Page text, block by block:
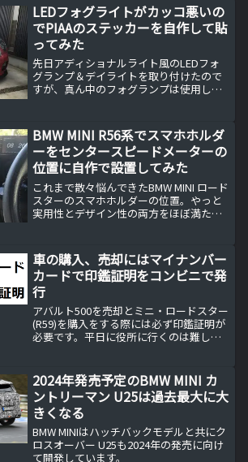
根を開けて音楽を聞...
LEDフォグライトがカッコ悪いの
でPIAAのステッカーを自作して貼
ってみた
先日アディショナルライト風のLEDフォ
グランプ＆デイライトを取り付けたので
すが、真ん中のフォグランプは使用しな
BMW MINI R56系でスマホホルダ
ーをセンタースピードメーターの
位置に自作で設置してみた
これまで散々悩んできたBMW MINI ロード
スターのスマホホルダーの位置。やっと
実用性とデザイン性の両方をほぼ満たす
車の購入、売却にはマイナンバー
カードで印鑑証明をコンビニで発
行
アバルト500を売却とミニ・ロードスター
(R59)を購入をする際には必ず印鑑証明が
必要です。平日に役所に行くのは難しい
利ですよ。車の購入と売却には印鑑証明
が必要車の売却...
2024年発売予定のBMW MINI カ
ントリーマン U25は過去最大に大
きくなる
BMW MINIはハッチバックモデルと共にク
ロスオーバー U25も2024年の発売に向け
て開発しています。